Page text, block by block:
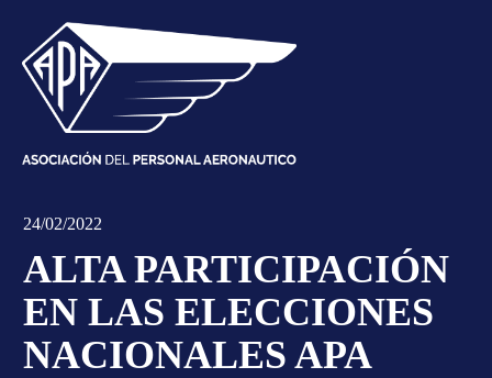
24/02/2022
ALTA PARTICIPACIÓN
EN LAS ELECCIONES
NACIONALES APA